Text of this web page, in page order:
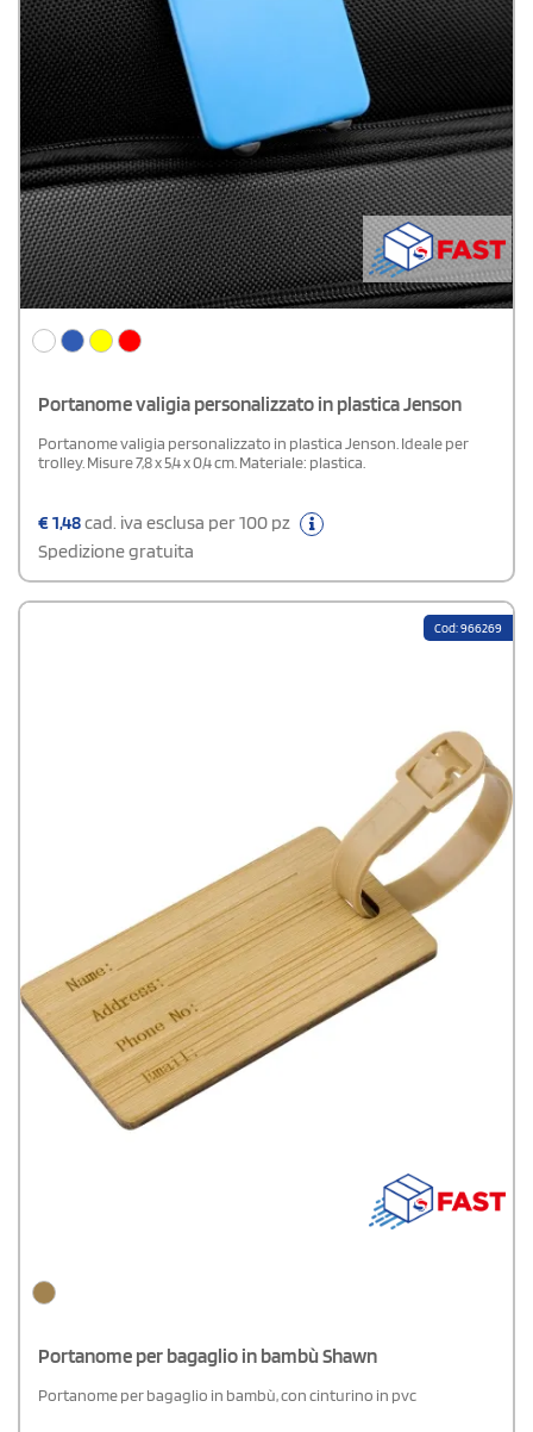
Portanome valigia personalizzato in plastica Jenson
Portanome valigia personalizzato in plastica Jenson. Ideale per
trolley. Misure 7,8 x 5,4 x 0,4 cm. Materiale: plastica.
€1,48cad. iva esclusa per 100 pz
Spedizione gratuita
Cod: 966269
Portanome per bagaglio in bambù Shawn
Portanome per bagaglio in bambù, con cinturino in pvc